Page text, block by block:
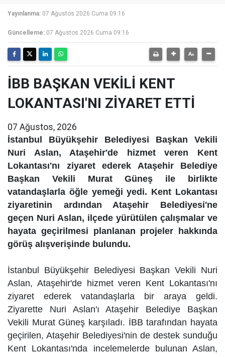
Yayınlanma: 07 Ağustos 2026 Cuma 09:16
Güncelleme: 07 Ağustos 2026 Cuma 09:16
İBB BAŞKAN VEKİLİ KENT
LOKANTASI'NI ZİYARET ETTİ
07 Ağustos, 2026
İstanbul Büyükşehir Belediyesi Başkan Vekili
Nuri Aslan, Ataşehir'de hizmet veren Kent
Lokantası'nı ziyaret ederek Ataşehir Belediye
Başkan Vekili Murat Güneş ile birlikte
vatandaşlarla öğle yemeği yedi. Kent Lokantası
ziyaretinin ardından Ataşehir Belediyesi'ne
geçen Nuri Aslan, ilçede yürütülen çalışmalar ve
hayata geçirilmesi planlanan projeler hakkında
görüş alışverişinde bulundu.
İstanbul Büyükşehir Belediyesi Başkan Vekili Nuri
Aslan, Ataşehir'de hizmet veren Kent Lokantası'nı
ziyaret ederek vatandaşlarla bir araya geldi.
Ziyarette Nuri Aslan'ı Ataşehir Belediye Başkan
Vekili Murat Güneş karşıladı. İBB tarafından hayata
geçirilen, Ataşehir Belediyesi'nin de destek sunduğu
Kent Lokantası'nda incelemelerde bulunan Aslan,